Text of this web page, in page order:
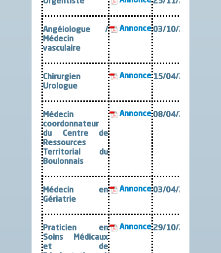
Angéiologue /
Médecin
vasculaire
Annonce 03/10/2025
Chirurgien
Urologue
Annonce 15/04/2025
Médecin
coordonnateur
du Centre de
Ressources
Territorial du
Boulonnais
Annonce 08/04/2025
Médecin en
Gériatrie
Annonce 03/04/2025
Praticien en
Soins Médicaux
et de
Annonce 29/10/2024